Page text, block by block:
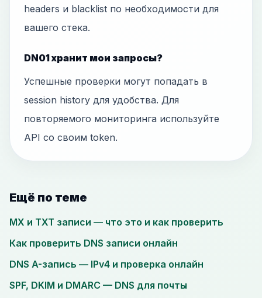
headers и blacklist по необходимости для
вашего стека.
DN01 хранит мои запросы?
Успешные проверки могут попадать в
session history для удобства. Для
повторяемого мониторинга используйте
API со своим token.
Ещё по теме
MX и TXT записи — что это и как проверить
Как проверить DNS записи онлайн
DNS A-запись — IPv4 и проверка онлайн
SPF, DKIM и DMARC — DNS для почты